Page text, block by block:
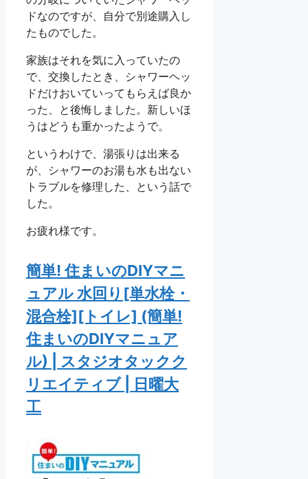
ドなのですが、自分で別途購入し
たものでした。
家族はそれを気に入っていたの
で、交換したとき、シャワーヘッ
ドだけおいていってもらえば良か
った、と後悔しました。新しいほ
うはどうも重かったようで。
というわけで、湯張りは出来る
が、シャワーのお湯も水も出ない
トラブルを修理した、という話で
した。
お疲れ様です。
簡単! 住まいのDIYマニ
ュアル 水回り[単水栓・
混合栓][トイレ] (簡単!
住まいのDIYマニュア
ル) | スタジオタックク
リエイティブ | 日曜大
工